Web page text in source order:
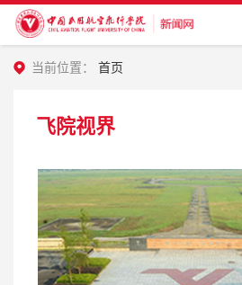
当前位置： 首页
飞院视界